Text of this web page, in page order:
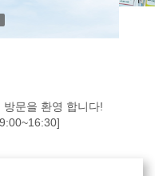
문을 환영 합니다!